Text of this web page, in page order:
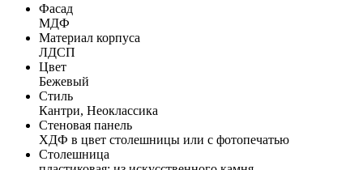
Фасад
МДФ
Материал корпуса
ЛДСП
Цвет
Бежевый
Стиль
Кантри, Неоклассика
Стеновая панель
ХДФ в цвет столешницы или с фотопечатью
Столешница